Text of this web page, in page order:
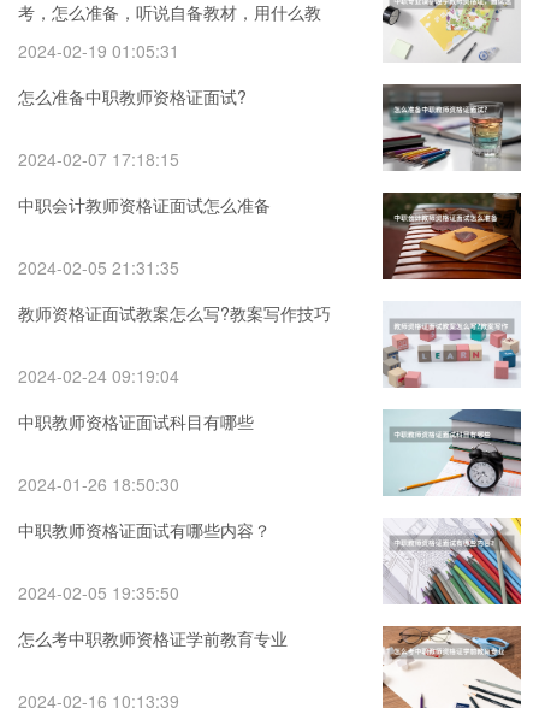
考，怎么准备，听说自备教材，用什么教
2024-02-19 01:05:31
怎么准备中职教师资格证面试?
2024-02-07 17:18:15
中职会计教师资格证面试怎么准备
2024-02-05 21:31:35
教师资格证面试教案怎么写?教案写作技巧
2024-02-24 09:19:04
中职教师资格证面试科目有哪些
2024-01-26 18:50:30
中职教师资格证面试有哪些内容？
2024-02-05 19:35:50
怎么考中职教师资格证学前教育专业
2024-02-16 10:13:39